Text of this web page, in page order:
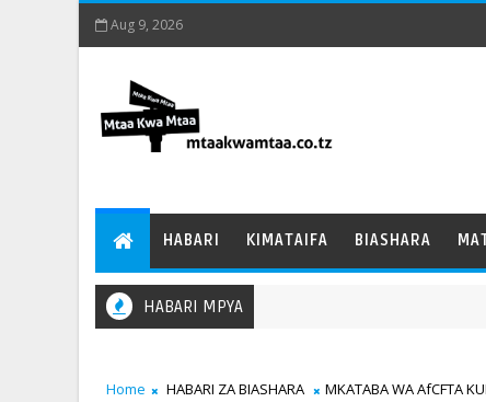
Aug 9, 2026
HABARI KIMATAIFA BIASHARA
HABARI MPYA
Home HABARI ZA BIASHARA MKATABA WA AfCFTA